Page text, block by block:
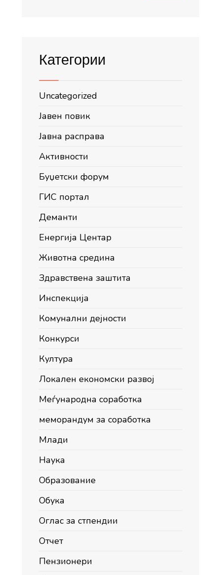
Категории
Uncategorized
Јавен повик
Јавна расправа
Активности
Буџетски форум
ГИС портал
Деманти
Енергија Центар
Животна средина
Здравствена заштита
Инспекција
Комунални дејности
Конкурси
Култура
Локален економски развој
Меѓународна соработка
меморандум за соработка
Млади
Наука
Образование
Обука
Оглас за стпендии
Отчет
Пензионери